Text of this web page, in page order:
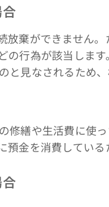
棄ができません
の行為が該当しま
見なされるため、
繕や生活費に使
金を消費している